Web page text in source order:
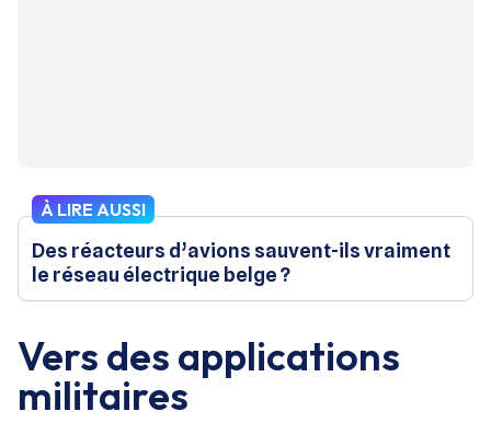
À LIRE AUSSI
Des réacteurs d’avions sauvent-ils vraiment
le réseau électrique belge ?
Vers des applications
militaires